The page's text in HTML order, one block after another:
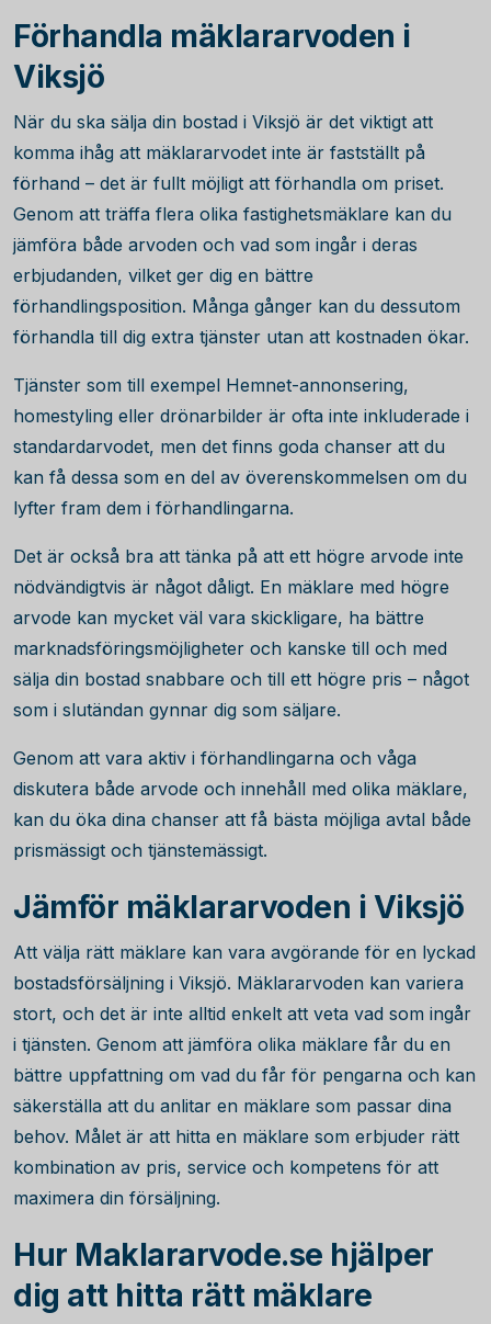
Förhandla mäklararvoden i
Viksjö
När du ska sälja din bostad i Viksjö är det viktigt att
komma ihåg att mäklararvodet inte är fastställt på
förhand – det är fullt möjligt att förhandla om priset.
Genom att träffa flera olika fastighetsmäklare kan du
jämföra både arvoden och vad som ingår i deras
erbjudanden, vilket ger dig en bättre
förhandlingsposition. Många gånger kan du dessutom
förhandla till dig extra tjänster utan att kostnaden ökar.
Tjänster som till exempel Hemnet-annonsering,
homestyling eller drönarbilder är ofta inte inkluderade i
standardarvodet, men det finns goda chanser att du
kan få dessa som en del av överenskommelsen om du
lyfter fram dem i förhandlingarna.
Det är också bra att tänka på att ett högre arvode inte
nödvändigtvis är något dåligt. En mäklare med högre
arvode kan mycket väl vara skickligare, ha bättre
marknadsföringsmöjligheter och kanske till och med
sälja din bostad snabbare och till ett högre pris – något
som i slutändan gynnar dig som säljare.
Genom att vara aktiv i förhandlingarna och våga
diskutera både arvode och innehåll med olika mäklare,
kan du öka dina chanser att få bästa möjliga avtal både
prismässigt och tjänstemässigt.
Jämför mäklararvoden i Viksjö
Att välja rätt mäklare kan vara avgörande för en lyckad
bostadsförsäljning i Viksjö. Mäklararvoden kan variera
stort, och det är inte alltid enkelt att veta vad som ingår
i tjänsten. Genom att jämföra olika mäklare får du en
bättre uppfattning om vad du får för pengarna och kan
säkerställa att du anlitar en mäklare som passar dina
behov. Målet är att hitta en mäklare som erbjuder rätt
kombination av pris, service och kompetens för att
maximera din försäljning.
Hur Maklararvode.se hjälper
dig att hitta rätt mäklare